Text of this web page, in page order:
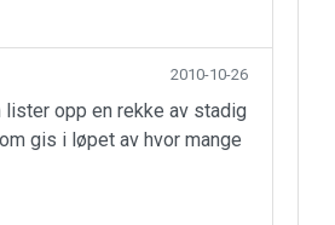
2010-10-26
lister opp en rekke av stadig
gis i løpet av hvor mange